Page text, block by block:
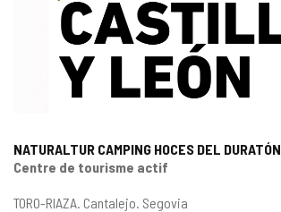
NATURALTUR CAMPING HOCES DEL DURATÓN.
Centre de tourisme actif
Adresse
TORO-RIAZA. Cantalejo. Segovia